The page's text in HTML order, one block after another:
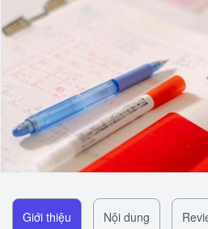
Giới thiệu Nội dung